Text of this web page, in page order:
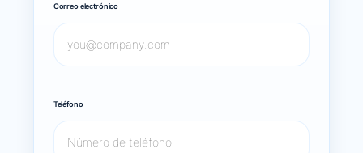
Correo electrónico
Teléfono